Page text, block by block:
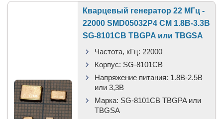
Кварцевый генератор 22 МГц -
22000 SMD05032P4 CM 1.8В-3.3В
SG-8101CB TBGPA или TBGSA
Частота, кГц: 22000
Корпус: SG-8101CB
Напряжение питания: 1.8В-2.5B
или 3,3B
Марка: SG-8101CB TBGPA или
TBGSA